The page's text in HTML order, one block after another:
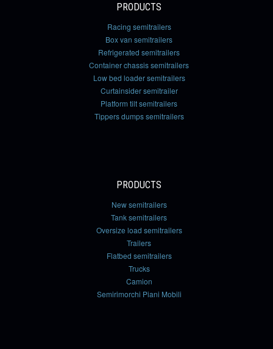
PRODUCTS
Racing semitrailers
Box van semitrailers
Refrigerated semitrailers
Container chassis semitrailers
Low bed loader semitrailers
Curtainsider semitrailer
Platform tilt semitrailers
Tippers dumps semitrailers
PRODUCTS
New semitrailers
Tank semitrailers
Oversize load semitrailers
Trailers
Flatbed semitrailers
Trucks
Camion
Semirimorchi Piani Mobili